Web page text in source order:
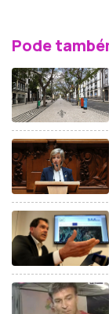
Pode